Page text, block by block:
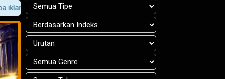
kualitas HD! Jangan lupa bookmark situs ini ya!